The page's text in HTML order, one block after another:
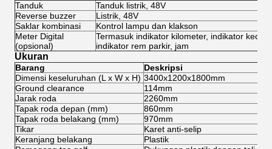
Tanduk
Tanduk listrik, 48V
Reverse buzzer
Listrik, 48V
Saklar kombinasi
Kontrol lampu dan klakson
Meter Digital
(opsional)
Termasuk indikator kilometer, indikator
indikator rem parkir, jam
Ukuran
Barang
Deskripsi
Dimensi keseluruhan (L x W x H) 3400x1200x1800mm
Ground clearance
114mm
Jarak roda
2260mm
Tapak roda depan (mm)
860mm
Tapak roda belakang (mm)
970mm
Tikar
Karet anti-selip
Keranjang belakang
Plastik